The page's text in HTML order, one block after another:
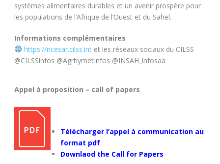
systèmes alimentaires durables et un avenir prospère pour
les populations de l’Afrique de l’Ouest et du Sahel.
Informations complémentaires
https://ncesar.cilss.intet les réseaux sociaux du CILSS
@CILSSinfos @AgrhymetInfos @INSAH_infosaa
Appel à proposition – call of papers
Télécharger l’appel à communication au
format pdf
Downlaod the Call for Papers